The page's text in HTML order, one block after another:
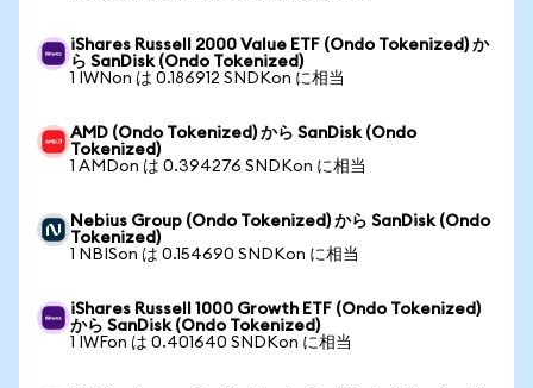
iShares Russell 2000 Value ETF (Ondo Tokenized) か
ら SanDisk (Ondo Tokenized)
1 IWNon は 0.186912 SNDKon に相当
AMD (Ondo Tokenized) から SanDisk (Ondo
Tokenized)
1 AMDon は 0.394276 SNDKon に相当
Nebius Group (Ondo Tokenized) から SanDisk (Ondo
Tokenized)
1 NBISon は 0.154690 SNDKon に相当
iShares Russell 1000 Growth ETF (Ondo Tokenized)
から SanDisk (Ondo Tokenized)
1 IWFon は 0.401640 SNDKon に相当